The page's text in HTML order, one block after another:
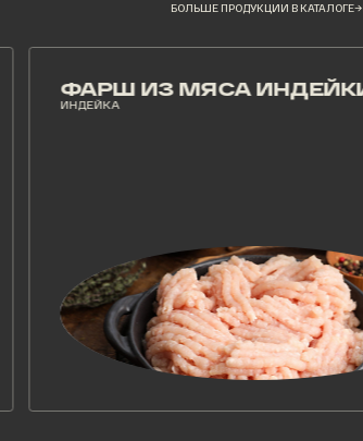
БОЛЬШЕ ПРОДУКЦИИ В КАТАЛОГЕ→
ФАРШ ИЗ МЯСА ИНДЕЙКИ
ИНДЕЙКА